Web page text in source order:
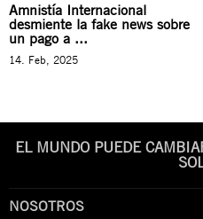
Amnistía Internacional
desmiente la fake news sobre
un pago a ...
14. Feb, 2025
EL MUNDO PUEDE
NOSOTROS